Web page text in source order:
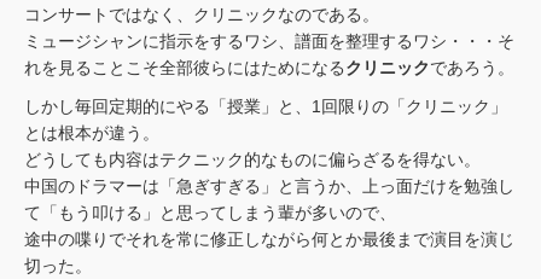
コンサートではなく、クリニックなのである。
ミュージシャンに指示をするワシ、譜面を整理するワシ・・・そ
れを見ることこそ全部彼らにはためになるクリニックであろう。
しかし毎回定期的にやる「授業」と、1回限りの「クリニック」
とは根本が違う。
どうしても内容はテクニック的なものに偏らざるを得ない。
中国のドラマーは「急ぎすぎる」と言うか、上っ面だけを勉強し
て「もう叩ける」と思ってしまう輩が多いので、
途中の喋りでそれを常に修正しながら何とか最後まで演目を演じ
切った。